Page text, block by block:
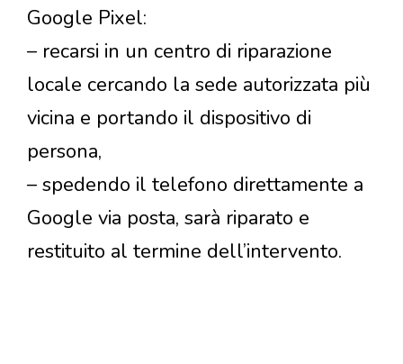
Google Pixel:
– recarsi in un centro di riparazione
locale cercando la sede autorizzata più
vicina e portando il dispositivo di
persona,
– spedendo il telefono direttamente a
Google via posta, sarà riparato e
restituito al termine dell’intervento.